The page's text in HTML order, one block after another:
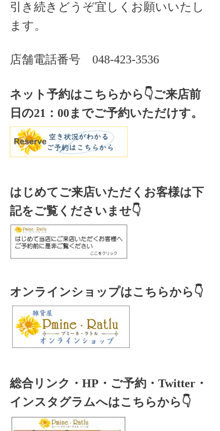
引き続きどうぞ宜しくお願いいたし
ます。
店舗電話番号 048-423-3536
ネット予約はこちらから👇ご来店前
日の21 ： 00までご予約いただけす。
はじめてご来店いただくお客様は下
記をご覧くださいませ👇
オンラインショップはこちらから👇
総合リンク・HP・ご予約・Twitter・
インスタグラムへはこちらから👇